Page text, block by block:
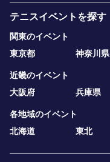
テニスイベントを探す
関東のイベント
東京都
神奈川県
近畿のイベント
大阪府
兵庫県
各地域のイベント
北海道
東北